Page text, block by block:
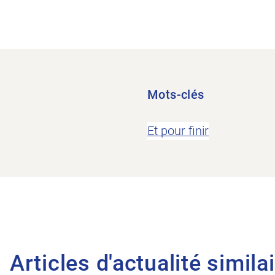
Mots-clés
Et pour finir
Articles d'actualité